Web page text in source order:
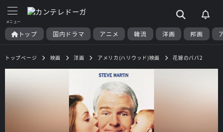
トップ 国内ドラマ アニメ 韓流 洋画 邦画
トップページ 映画 洋画 アメリカ(ハリウッド)映画 花嫁のパパ2